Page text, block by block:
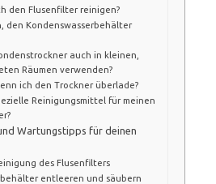
den Flusenfilter reinigen?
den Kondenswasserbehälter
auch in kleinen,
Räumen verwenden?
ich den Trockner überlade?
Reinigungsmittel für meinen
Wartungstipps für deinen
des Flusenfilters
entleeren und säubern